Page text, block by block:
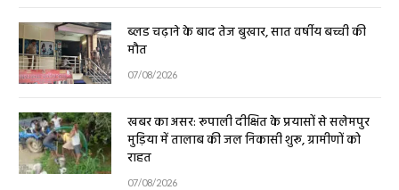
ब्लड चढ़ाने के बाद तेज बुखार, सात वर्षीय बच्ची की
मौत
07/08/2026
खबर का असर: रूपाली दीक्षित के प्रयासों से सलेमपुर
मुड़िया में तालाब की जल निकासी शुरू, ग्रामीणों को
राहत
07/08/2026